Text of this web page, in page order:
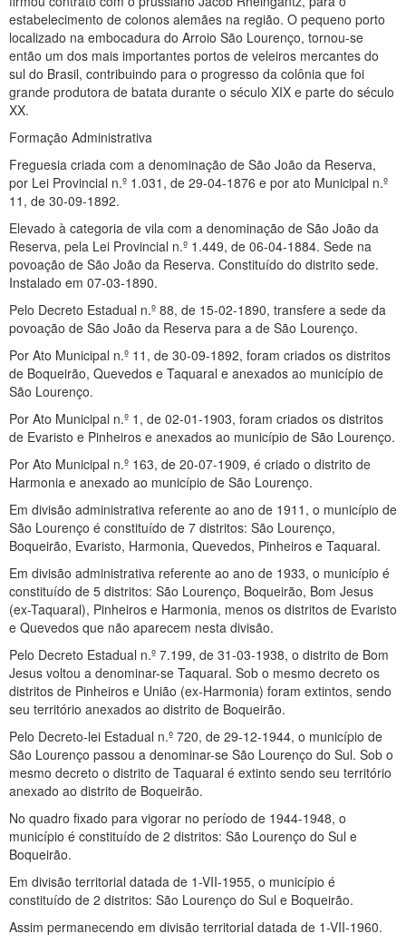
estabelecimento de colonos alemães na região. O pequeno porto
localizado na embocadura do Arroio São Lourenço, tornou-se
então um dos mais importantes portos de veleiros mercantes do
sul do Brasil, contribuindo para o progresso da colônia que foi
grande produtora de batata durante o século XIX e parte do século
XX.
Formação Administrativa
Freguesia criada com a denominação de São João da Reserva,
por Lei Provincial n.º 1.031, de 29-04-1876 e por ato Municipal n.º
11, de 30-09-1892.
Elevado à categoria de vila com a denominação de São João da
Reserva, pela Lei Provincial n.º 1.449, de 06-04-1884. Sede na
povoação de São João da Reserva. Constituído do distrito sede.
Instalado em 07-03-1890.
Pelo Decreto Estadual n.º 88, de 15-02-1890, transfere a sede da
povoação de São João da Reserva para a de São Lourenço.
Por Ato Municipal n.º 11, de 30-09-1892, foram criados os distritos
de Boqueirão, Quevedos e Taquaral e anexados ao município de
São Lourenço.
Por Ato Municipal n.º 1, de 02-01-1903, foram criados os distritos
de Evaristo e Pinheiros e anexados ao município de São Lourenço.
Por Ato Municipal n.º 163, de 20-07-1909, é criado o distrito de
Harmonia e anexado ao município de São Lourenço.
Em divisão administrativa referente ao ano de 1911, o município de
São Lourenço é constituído de 7 distritos: São Lourenço,
Boqueirão, Evaristo, Harmonia, Quevedos, Pinheiros e Taquaral.
Em divisão administrativa referente ao ano de 1933, o município é
constituído de 5 distritos: São Lourenço, Boqueirão, Bom Jesus
(ex-Taquaral), Pinheiros e Harmonia, menos os distritos de Evaristo
e Quevedos que não aparecem nesta divisão.
Pelo Decreto Estadual n.º 7.199, de 31-03-1938, o distrito de Bom
Jesus voltou a denominar-se Taquaral. Sob o mesmo decreto os
distritos de Pinheiros e União (ex-Harmonia) foram extintos, sendo
seu território anexados ao distrito de Boqueirão.
Pelo Decreto-lei Estadual n.º 720, de 29-12-1944, o município de
São Lourenço passou a denominar-se São Lourenço do Sul. Sob o
mesmo decreto o distrito de Taquaral é extinto sendo seu território
anexado ao distrito de Boqueirão.
No quadro fixado para vigorar no período de 1944-1948, o
município é constituído de 2 distritos: São Lourenço do Sul e
Boqueirão.
Em divisão territorial datada de 1-VII-1955, o município é
constituído de 2 distritos: São Lourenço do Sul e Boqueirão.
Assim permanecendo em divisão territorial datada de 1-VII-1960.